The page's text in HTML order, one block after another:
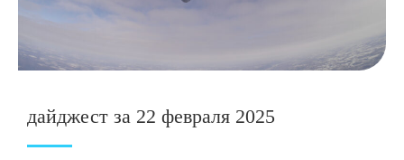
дайджест за 22 февраля 2025